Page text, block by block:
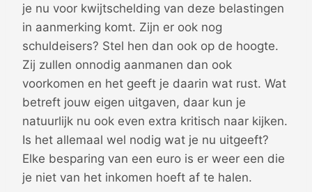
je nu voor kwijtschelding van deze belastingen
in aanmerking komt. Zijn er ook nog
schuldeisers? Stel hen dan ook op de hoogte.
Zij zullen onnodig aanmanen dan ook
voorkomen en het geeft je daarin wat rust. Wat
betreft jouw eigen uitgaven, daar kun je
natuurlijk nu ook even extra kritisch naar kijken.
Is het allemaal wel nodig wat je nu uitgeeft?
Elke besparing van een euro is er weer een die
je niet van het inkomen hoeft af te halen.